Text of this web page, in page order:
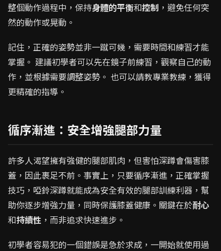
整個動作過程中，保持身體的平衡和控制 ，避免任何突
然的動作或晃動。
記住，正確的姿勢並非一蹴可幾，需要時間和練習才能
掌握。 建議初學者可以先在鏡子前練習，觀察自己的動
作，並根據需要調整姿勢。 也可以請教專業教練，獲得
更精確的指導。
循序漸進：安全增強腿部力量
許多人渴望擁有強健的腿部肌肉，但害怕深蹲會傷害膝
蓋，因此裹足不前。事實上，只要循序漸進，正確掌握
技巧，啞鈴深蹲就能成為安全有效的腿部訓練利器，幫
助你逐步增強力量，同時保護膝蓋健康。關鍵在於耐心
和持續性 ，而非追求快速進步。
初學者容易犯的一個錯誤是急於求成，一開始就使用過